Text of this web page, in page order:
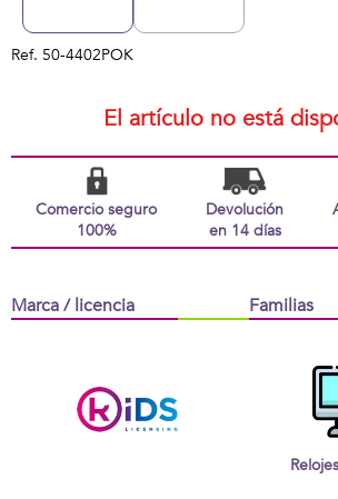
Ref. 50-4402POK
El artículo no está
Comercio seguro
100%
Devolución
en 14 días
Marca / licencia Familias